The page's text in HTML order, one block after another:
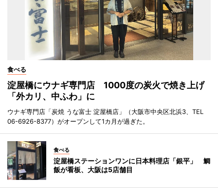
食べる
淀屋橋にウナギ専門店 1000度の炭火で焼き上げ
「外カリ、中ふわ」に
ウナギ専門店「炭焼 うな富士 淀屋橋店」（大阪市中央区北浜3、TEL
06-6926-8377）がオープンして1カ月が過ぎた。
食べる
淀屋橋ステーションワンに日本料理店「銀平」 鯛
飯が看板、大阪は5店舗目